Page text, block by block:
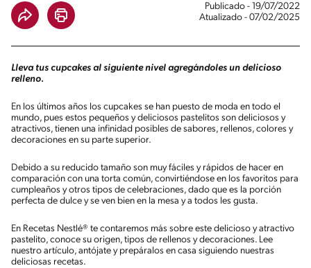
Publicado - 19/07/2022
Atualizado - 07/02/2025
Lleva tus cupcakes al siguiente nivel agregándoles un delicioso
relleno.
En los últimos años los cupcakes se han puesto de moda en todo el
mundo, pues estos pequeños y deliciosos pastelitos son deliciosos y
atractivos, tienen una infinidad posibles de sabores, rellenos, colores y
decoraciones en su parte superior.
Debido a su reducido tamaño son muy fáciles y rápidos de hacer en
comparación con una torta común, convirtiéndose en los favoritos para
cumpleaños y otros tipos de celebraciones, dado que es la porción
perfecta de dulce y se ven bien en la mesa y a todos les gusta.
En Recetas Nestlé® te contaremos más sobre este delicioso y atractivo
pastelito, conoce su origen, tipos de rellenos y decoraciones. Lee
nuestro artículo, antójate y prepáralos en casa siguiendo nuestras
deliciosas recetas.